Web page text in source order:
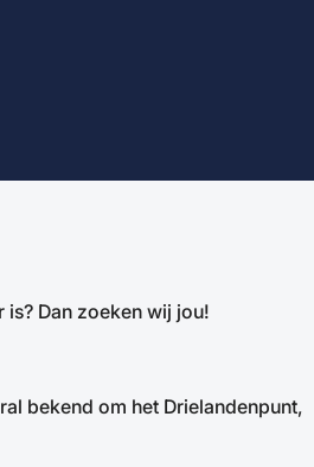
Dan zoeken wij jou!
bekend om het Drielandenpunt,